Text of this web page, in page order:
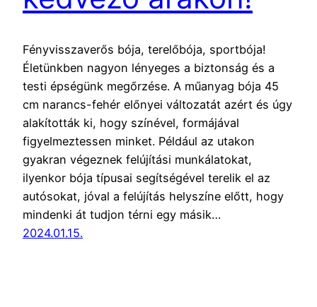
Fényvisszaverős bója, terelőbója, sportbója!
Életünkben nagyon lényeges a biztonság és a
testi épségünk megőrzése. A műanyag bója 45
cm narancs-fehér előnyei változatát azért és úgy
alakították ki, hogy színével, formájával
figyelmeztessen minket. Például az utakon
gyakran végeznek felújítási munkálatokat,
ilyenkor bója típusai segítségével terelik el az
autósokat, jóval a felújítás helyszíne előtt, hogy
mindenki át tudjon térni egy másik…
2024.01.15.